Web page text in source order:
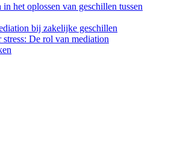
het oplossen van geschillen tussen
bij zakelijke geschillen
stress: De rol van mediation